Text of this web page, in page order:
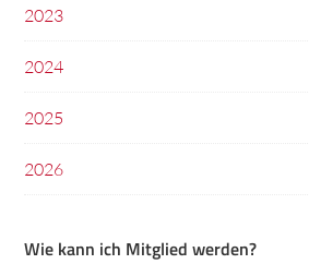
2023
2024
2025
2026
Wie kann ich Mitglied werden?